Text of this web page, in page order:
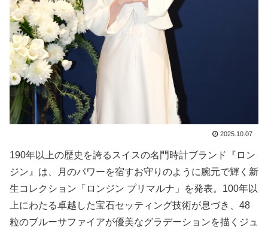
2025.10.07
190年以上の歴史を誇るスイスの名門時計ブランド『ロン
ジン』は、月のパワーを宿すお守りのように腕元で輝く新
生コレクション「ロンジン プリマルナ」を発表。100年以
上にわたる卓越した宝石セッティング技術が息づき、48
粒のブルーサファイアが優美なグラデーションを描くジュ